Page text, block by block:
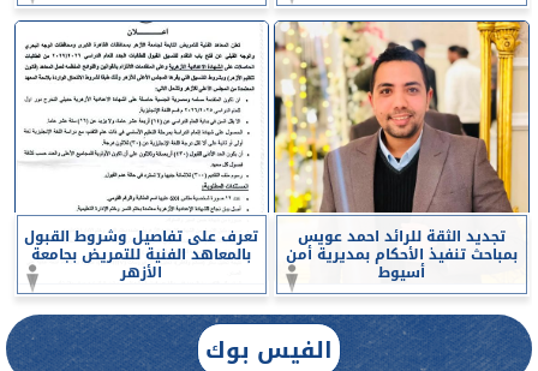
تجديد الثقة للرائد احمد عويس
بمباحث تنفيذ الأحكام بمديرية أمن
أسيوط
تعرف على تفاصيل وشروط القبول
بالمعاهد الفنية للتمريض بجامعة
الأزهر
الفيس بوك